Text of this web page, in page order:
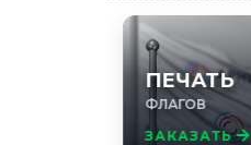
ПЕЧАТЬ
ФЛАГОВ
ЗАКАЗАТЬ